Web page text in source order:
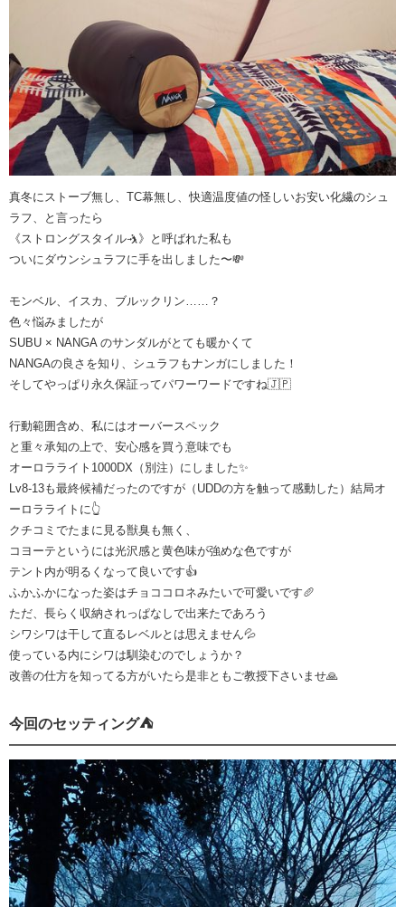
真冬にストーブ無し、TC幕無し、快適温度値の怪しいお安い化繊のシュ
ラフ、と言ったら
《ストロングスタイル🤺》と呼ばれた私も
ついにダウンシュラフに手を出しました〜💸
モンベル、イスカ、ブルックリン……？
色々悩みましたが
SUBU × NANGA のサンダルがとても暖かくて
NANGAの良さを知り、シュラフもナンガにしました！
そしてやっぱり永久保証ってパワーワードですね🇯🇵
行動範囲含め、私にはオーバースペック
と重々承知の上で、安心感を買う意味でも
オーロラライト1000DX（別注）にしました✨
Lv8-13も最終候補だったのですが（UDDの方を触って感動した）結局オ
ーロラライトに👆
クチコミでたまに見る獣臭も無く、
コヨーテというには光沢感と黄色味が強めな色ですが
テント内が明るくなって良いです👍
ふかふかになった姿はチョココロネみたいで可愛いです🥖
ただ、長らく収納されっぱなしで出来たであろう
シワシワは干して直るレベルとは思えません💦
使っている内にシワは馴染むのでしょうか？
改善の仕方を知ってる方がいたら是非ともご教授下さいませ🙏
今回のセッティング⛺